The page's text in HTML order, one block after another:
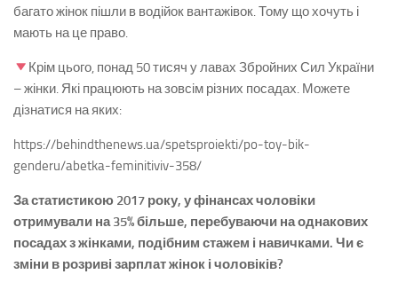
багато жінок пішли в водійок вантажівок. Тому що хочуть і
мають на це право.
Крім цього, понад 50 тисяч у лавах Збройних Сил України
– жінки. Які працюють на зовсім різних посадах. Можете
дізнатися на яких:
https://behindthenews.ua/spetsproiekti/po-toy-bik-
genderu/abetka-feminitiviv-358/
За статистикою 2017 року, у фінансах чоловіки
отримували на 35% більше, перебуваючи на однакових
посадах з жінками, подібним стажем і навичками. Чи є
зміни в розриві зарплат жінок і чоловіків?